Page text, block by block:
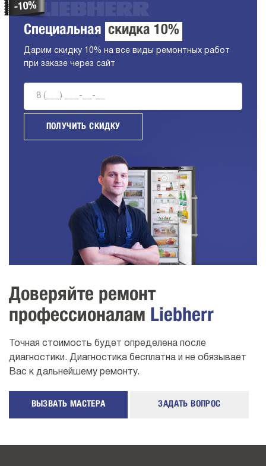
Специальная скидка 10%
Дарим скидку 10% на все виды ремонтных работ
при заказе через сайт
ПОЛУЧИТЬ СКИДКУ
Доверяйте ремонт
профессионалам Liebherr
Точная стоимость будет определена после
диагностики. Диагностика бесплатна и не обязывает
Вас к дальнейшему ремонту.
ВЫЗВАТЬ МАСТЕРА ЗАДАТЬ ВОПРОС